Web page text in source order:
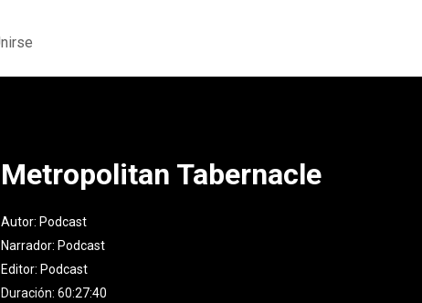
Metropolitan Tabernacle
Autor: Podcast
Narrador: Podcast
Editor: Podcast
Duración: 60:27:40